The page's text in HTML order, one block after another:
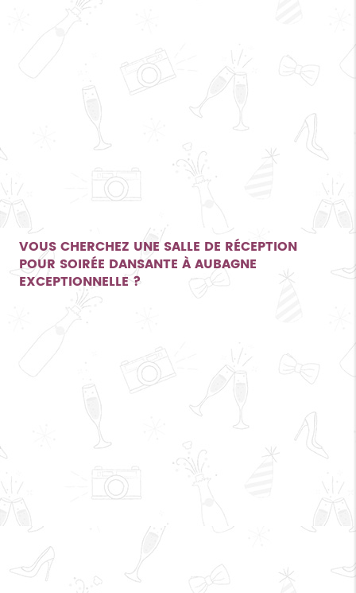
VOUS CHERCHEZ UNE SALLE DE RÉCEPTION
POUR SOIRÉE DANSANTE À AUBAGNE
EXCEPTIONNELLE ?